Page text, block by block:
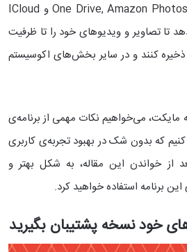
در حوزه حافظه ابری مانند: One Drive, Amazon Photos و ICloud
تا تصاویر و ویدیوهای خود را تا ظرفیت
ذخیره کنند و در سایر بخش‌های اکوسیستم
مایکت، می‌خواهیم نکات مهمی از برنامه‌ی
که بدون شک در بهبود تجربه‌ی کاربری
از خواندن این مقاله، به شکل بهتر و
برنامه استفاده خواهید کرد.